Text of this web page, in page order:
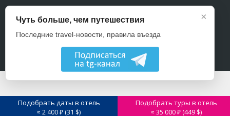
Подобрать даты в отель
≈ 2 400 ₽ (31 $)
Подобрать туры в отель
≈ 35 000 ₽ (449 $)
×
Чуть больше, чем путешествия
Последние travel-новости, правила въезда